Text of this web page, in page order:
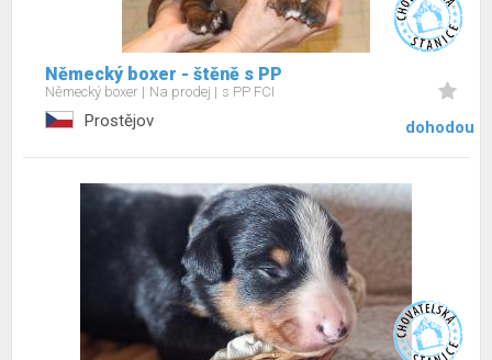
Německý boxer - štěně s PP
Německý boxer Na prodej s PP FCI
Prostějov dohodou